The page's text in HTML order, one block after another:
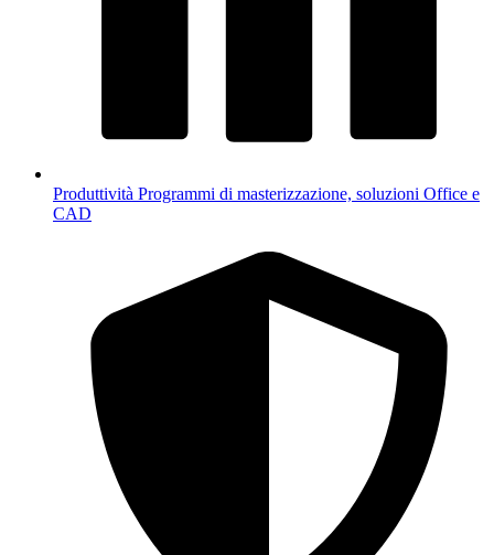
Produttività Programmi di masterizzazione, soluzioni Office e
CAD